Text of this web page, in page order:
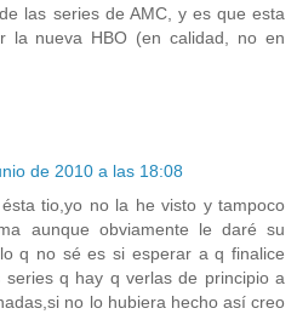
las series de AMC, y es que esta
la nueva HBO (en calidad, no en
de 2010 a las 18:08
tio,yo no la he visto y tampoco
aunque obviamente le daré su
q no sé es si esperar a q finalice
q hay q verlas de principio a
no lo hubiera hecho así creo